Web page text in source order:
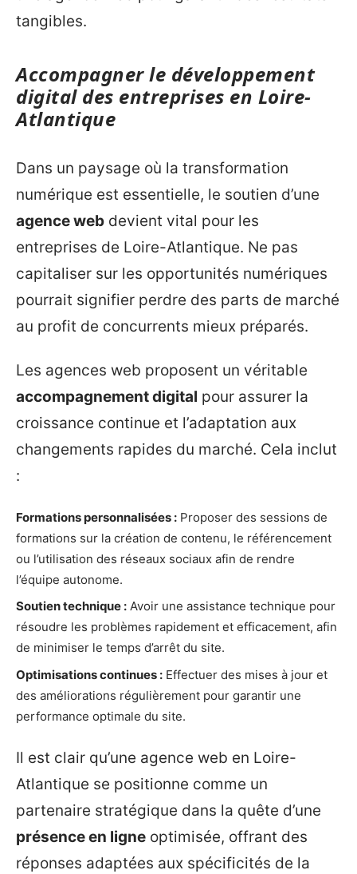
tangibles.
Accompagner le développement
digital des entreprises en Loire-
Atlantique
Dans un paysage où la transformation
numérique est essentielle, le soutien d’une
agence web devient vital pour les
entreprises de Loire-Atlantique. Ne pas
capitaliser sur les opportunités numériques
pourrait signifier perdre des parts de marché
au profit de concurrents mieux préparés.
Les agences web proposent un véritable
accompagnement digital pour assurer la
croissance continue et l’adaptation aux
changements rapides du marché. Cela inclut
:
Formations personnalisées : Proposer des sessions de
formations sur la création de contenu, le référencement
ou l’utilisation des réseaux sociaux afin de rendre
l’équipe autonome.
Soutien technique : Avoir une assistance technique pour
résoudre les problèmes rapidement et efficacement, afin
de minimiser le temps d’arrêt du site.
Optimisations continues : Effectuer des mises à jour et
des améliorations régulièrement pour garantir une
performance optimale du site.
Il est clair qu’une agence web en Loire-
Atlantique se positionne comme un
partenaire stratégique dans la quête d’une
présence en ligne optimisée, offrant des
réponses adaptées aux spécificités de la